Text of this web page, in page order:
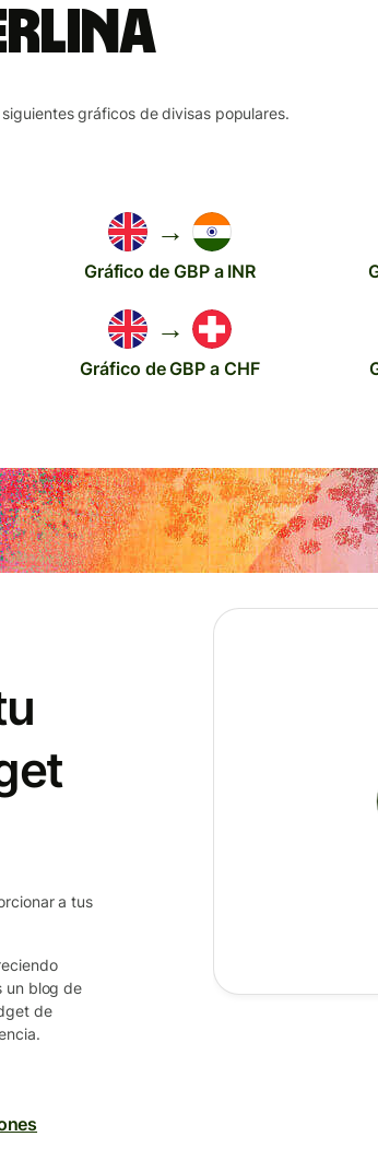
gráficos de divisas populares.
→
Gráfico de GBP a INR
→
Gráfico de GBP a CHF
a tus
un blog de
de